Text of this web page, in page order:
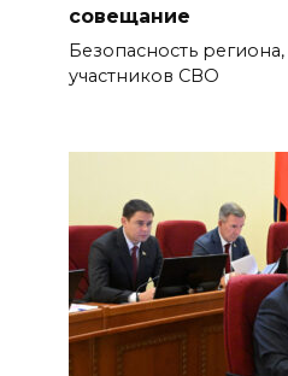
совещание
Безопасность
участников СВО